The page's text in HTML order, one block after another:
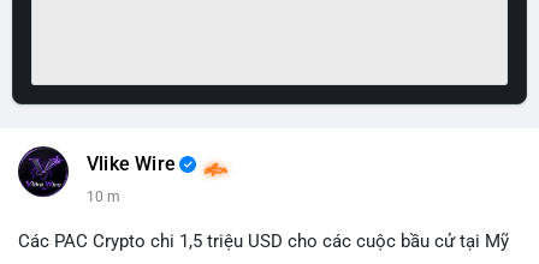
Vlike Wire
10 m
Các PAC Crypto chi 1,5 triệu USD cho các cuộc bầu cử tại Mỹ